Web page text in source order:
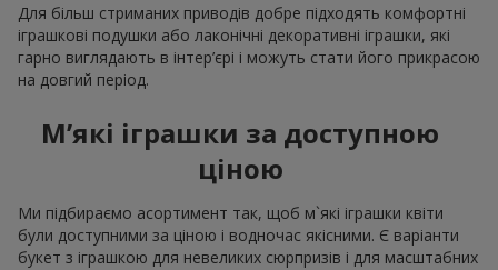
Для більш стриманих приводів добре підходять комфортні
іграшкові подушки або лаконічні декоративні іграшки, які
гарно виглядають в інтер’єрі і можуть стати його прикрасою
на довгий період.
М’які іграшки за доступною
ціною
Ми підбираємо асортимент так, щоб м`які іграшки квіти
були доступними за ціною і водночас якісними. Є варіанти
букет з іграшкою для невеликих сюрпризів і для масштабних